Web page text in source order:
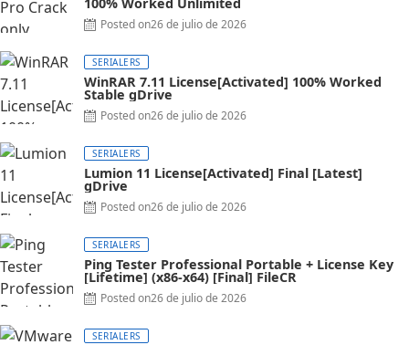
Posted on26 de julio de 2026
SERIALERS
WinRAR 7.11 License[Activated] 100% Worked
Stable gDrive
Posted on26 de julio de 2026
SERIALERS
Lumion 11 License[Activated] Final [Latest]
gDrive
Posted on26 de julio de 2026
SERIALERS
Ping Tester Professional Portable + License Key
[Lifetime] (x86-x64) [Final] FileCR
Posted on26 de julio de 2026
SERIALERS